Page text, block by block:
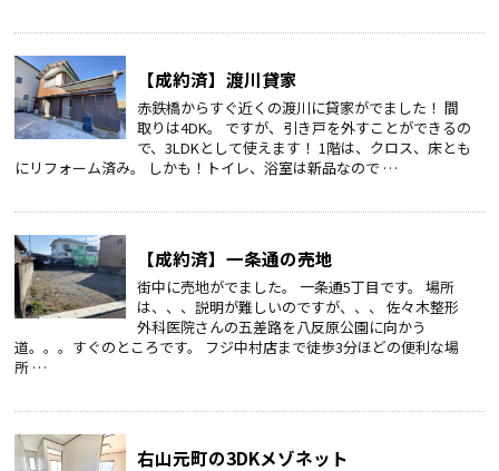
【成約済】渡川貸家
赤鉄橋からすぐ近くの渡川に貸家がでました！ 間
取りは4DK。 ですが、引き戸を外すことができるの
で、3LDKとして使えます！ 1階は、クロス、床とも
にリフォーム済み。 しかも！トイレ、浴室は新品なので …
【成約済】一条通の売地
街中に売地がでました。 一条通5丁目です。 場所
は、、、説明が難しいのですが、、、 佐々木整形
外科医院さんの五差路を八反原公園に向かう
道。。。すぐのところです。 フジ中村店まで徒歩3分ほどの便利な場
所 …
右山元町の3DKメゾネット